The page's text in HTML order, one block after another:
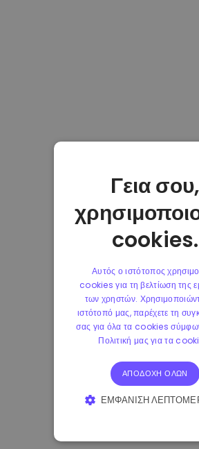
Γεια σου,
cookies.
Αυτός ο ιστότοπος
cookies για τη βελτίωση της
των χρηστών.
ιστότοπό μας, παρέχετε τη
σας για όλα τα cookies
Πολιτική μας για τα
ΑΠΟΔΟΧΉ ΌΛΩΝ
ΕΜΦΆΝΙΣΗ